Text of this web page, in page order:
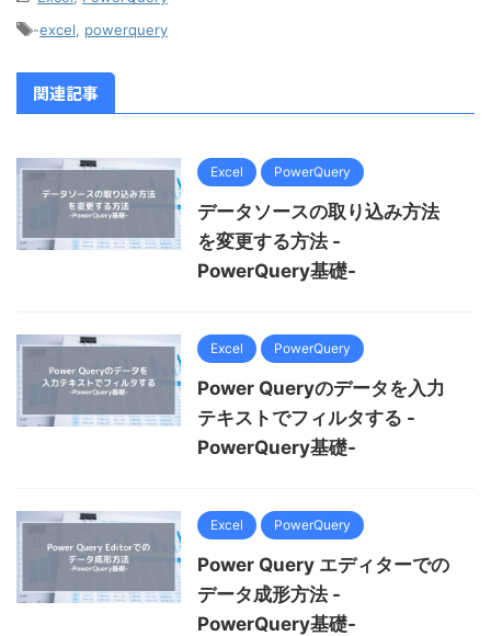
-excel powerquery
関連記事
Excel PowerQuery
データソースの取り込み方法
を変更する方法 -
PowerQuery基礎-
Excel PowerQuery
Power Queryのデータを入力
テキストでフィルタする -
PowerQuery基礎-
Excel PowerQuery
Power Query エディターでの
データ成形方法 -
PowerQuery基礎-